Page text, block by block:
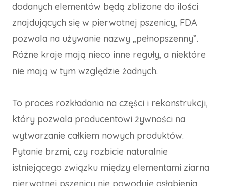
dodanych elementów będą zbliżone do ilości
znajdujących się w pierwotnej pszenicy, FDA
pozwala na używanie nazwy „pełnopszenny”.
Różne kraje mają nieco inne reguły, a niektóre
nie mają w tym względzie żadnych.
To proces rozkładania na części i rekonstrukcji,
który pozwala producentowi żywności na
wytwarzanie całkiem nowych produktów.
Pytanie brzmi, czy rozbicie naturalnie
istniejącego związku między elementami ziarna